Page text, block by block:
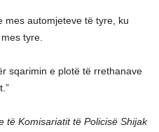
mes automjeteve të tyre, ku
tyre.
sqarimin e plotë të rrethanave
të Komisariatit të Policisë Shijak